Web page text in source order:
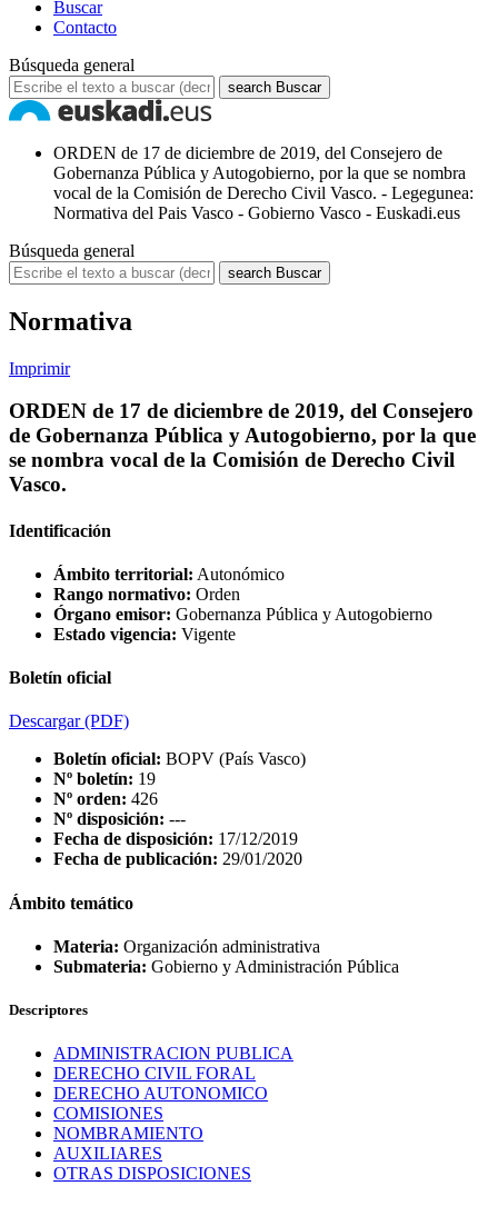
Buscar
Contacto
Búsqueda general
search Buscar
ORDEN de 17 de diciembre de 2019, del Consejero de
Gobernanza Pública y Autogobierno, por la que se nombra
vocal de la Comisión de Derecho Civil Vasco. - Legegunea:
Normativa del Pais Vasco - Gobierno Vasco - Euskadi.eus
Búsqueda general
search Buscar
Normativa
Imprimir
ORDEN de 17 de diciembre de 2019, del Consejero
de Gobernanza Pública y Autogobierno, por la que
se nombra vocal de la Comisión de Derecho Civil
Vasco.
Identificación
Ámbito territorial: Autonómico
Rango normativo: Orden
Órgano emisor: Gobernanza Pública y Autogobierno
Estado vigencia: Vigente
Boletín oficial
Descargar(PDF)
Boletín oficial: BOPV (País Vasco)
Nº boletín: 19
Nº orden: 426
Nº disposición: ---
Fecha de disposición: 17/12/2019
Fecha de publicación: 29/01/2020
Ámbito temático
Materia: Organización administrativa
Submateria: Gobierno y Administración Pública
Descriptores
ADMINISTRACION PUBLICA
DERECHO CIVIL FORAL
DERECHO AUTONOMICO
COMISIONES
NOMBRAMIENTO
AUXILIARES
OTRAS DISPOSICIONES